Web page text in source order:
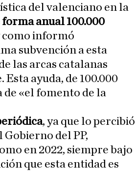
del valenciano en la
forma anual 100.000
como informó
subvención a esta
las arcas catalanas
ayuda, de 100.000
de «el fomento de la
, ya que lo percibió
del PP,
en 2022, siempre bajo
que esta entidad es